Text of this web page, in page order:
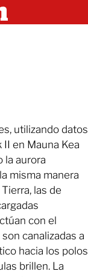
utilizando datos
en Mauna Kea
la aurora
misma manera
las de
con el
canalizadas a
hacia los polos
brillen. La